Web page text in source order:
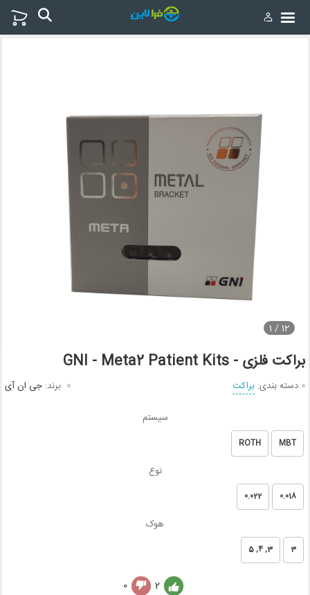
12 /
1
براکت فلزی - GNI - Meta2 Patient Kits
دسته بندی: براکت برند: جی ان آی
سیستم
MBT
ROTH
نوع
0.018
0.022
هوک
3
3, 4, 5
2
0